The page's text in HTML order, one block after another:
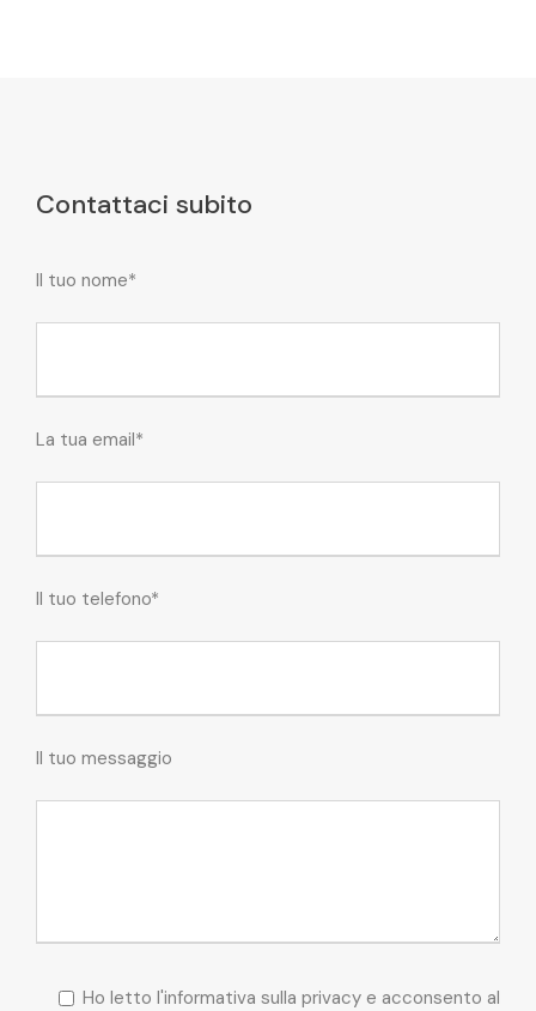
Contattaci subito
Il tuo nome*
La tua email*
Il tuo telefono*
Il tuo messaggio
Ho letto l'informativa sulla privacy e acconsento al